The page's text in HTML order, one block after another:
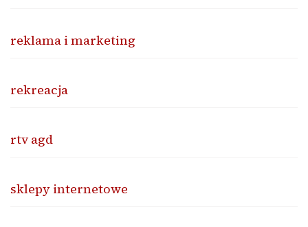
reklama i marketing
rekreacja
rtv agd
sklepy internetowe